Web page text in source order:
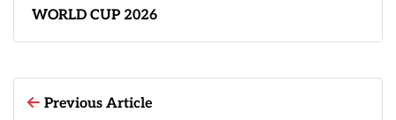
WORLD CUP 2026
Previous Article